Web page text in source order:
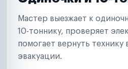
Мастер выезжает к
10-тоннику, проверяет
помогает вернуть технику
эвакуации.